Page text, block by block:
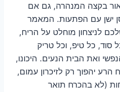
בקצה המנהרה, גם אם
ישן עם הפתעות. המאמר
לניצחון מוחלט על הריח,
סוד, כל טיפ, וכל טריק
ואת הבית הנעים. היכונו,
יהפוך רק לזיכרון עמום,
(לא בהכרח תואר